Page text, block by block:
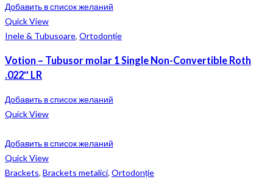
Добавить в список желаний
Quick View
Inele & Tubusoare, Ortodonție
Votion – Tubusor molar 1 Single Non-Convertible Roth
.022″ LR
Добавить в список желаний
Quick View
Добавить в список желаний
Quick View
Brackets, Brackets metalici, Ortodonție